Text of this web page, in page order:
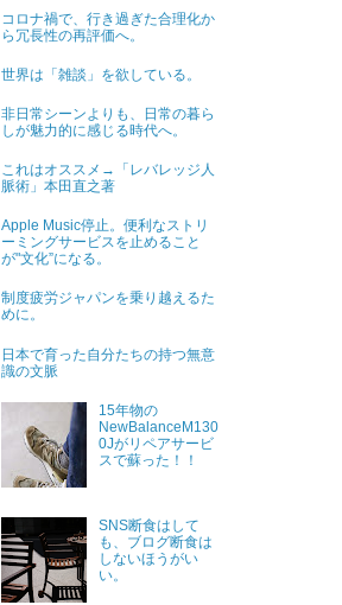
コロナ禍で、行き過ぎた合理化か
ら冗長性の再評価へ。
世界は「雑談」を欲している。
非日常シーンよりも、日常の暮ら
しが魅力的に感じる時代へ。
これはオススメ→「レバレッジ人
脈術」本田直之著
Apple Music停止。便利なストリ
ーミングサービスを止めること
が"文化”になる。
制度疲労ジャパンを乗り越えるた
めに。
日本で育った自分たちの持つ無意
識の文脈
15年物の
NewBalanceM130
0Jがリペアサービ
スで蘇った！！
SNS断食はして
も、ブログ断食は
しないほうがい
い。